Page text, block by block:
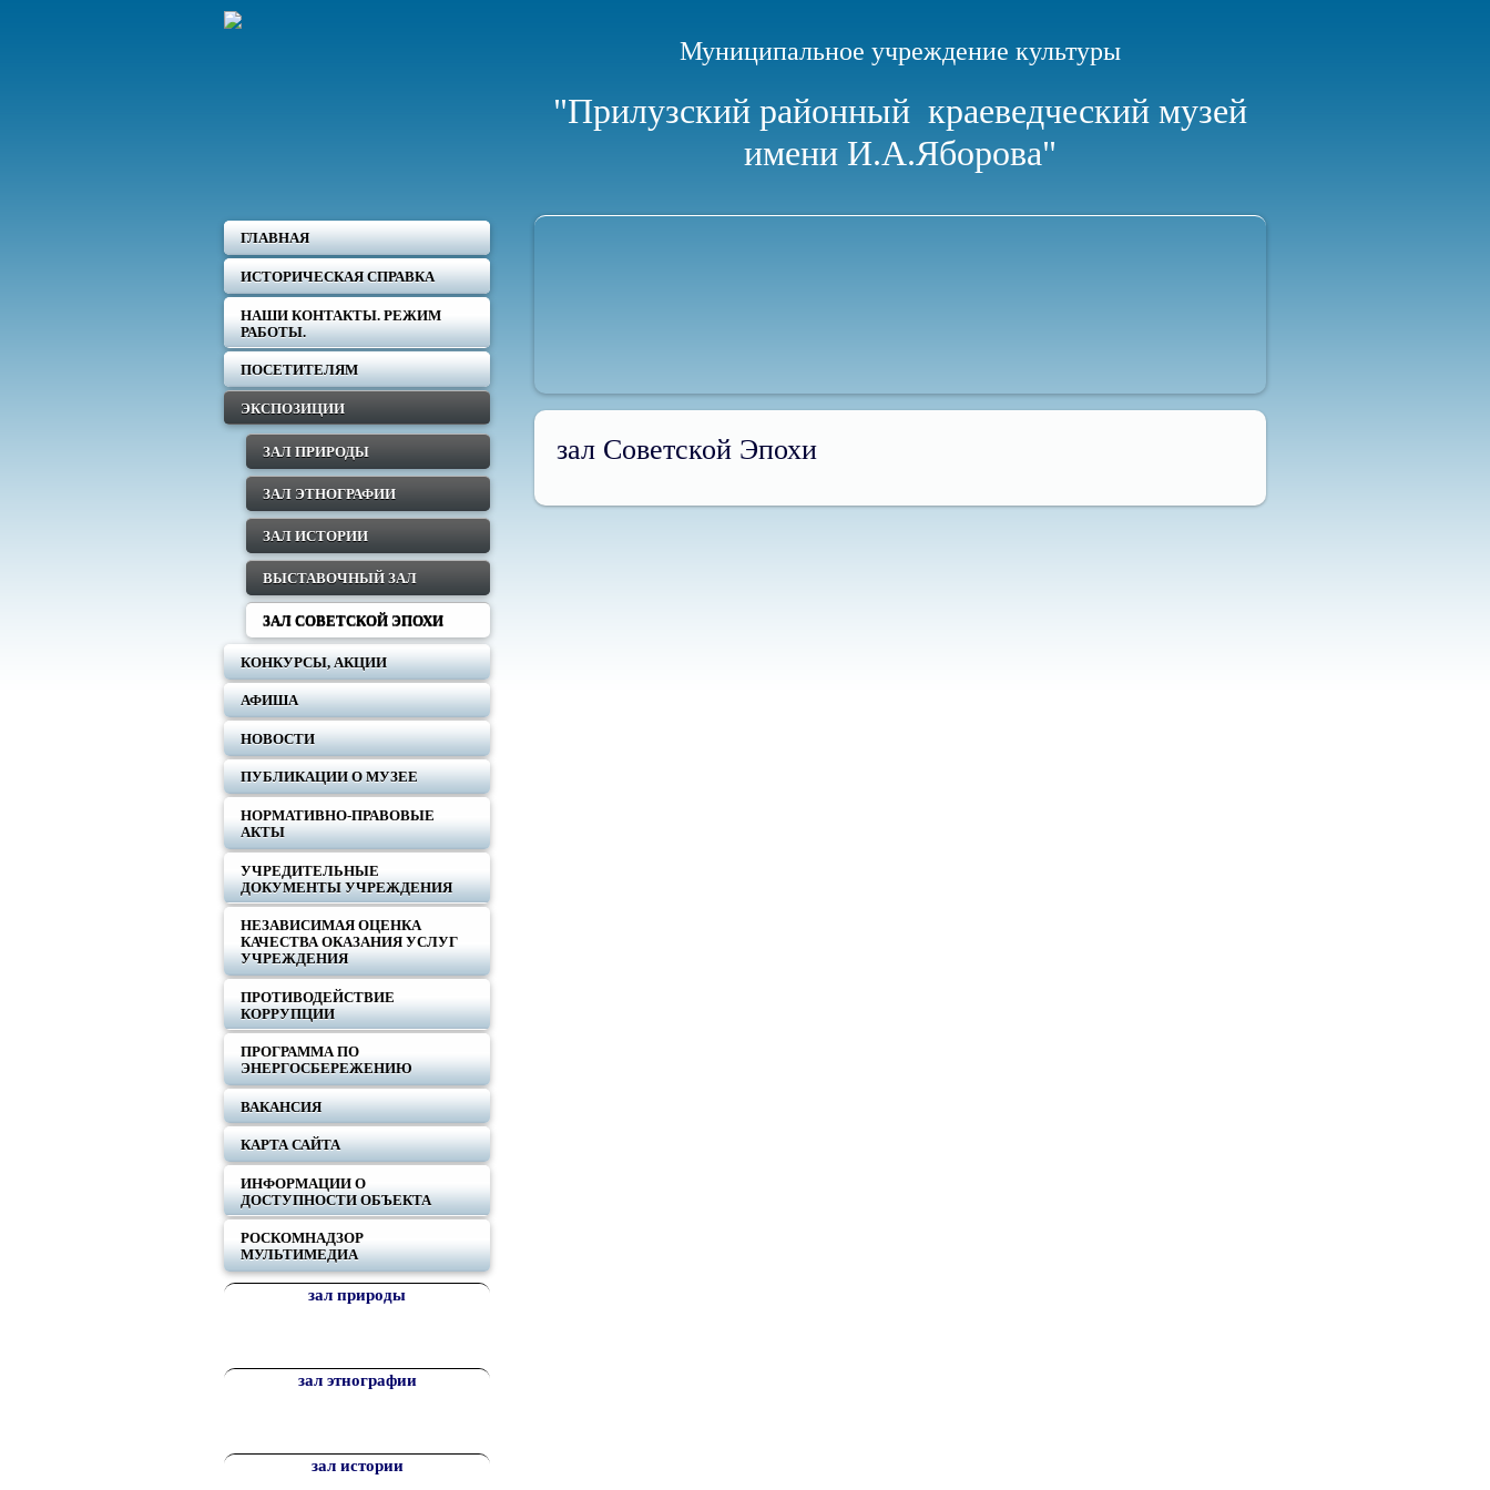
Муниципальное учреждение культуры
"Прилузский районный краеведческий музей
имени И.А.Яборова"
зал Советской Эпохи
ГЛАВНАЯ
ИСТОРИЧЕСКАЯ СПРАВКА
НАШИ КОНТАКТЫ. РЕЖИМ
РАБОТЫ.
ПОСЕТИТЕЛЯМ
ЭКСПОЗИЦИИ
ЗАЛ ПРИРОДЫ
ЗАЛ ЭТНОГРАФИИ
ЗАЛ ИСТОРИИ
ВЫСТАВОЧНЫЙ ЗАЛ
ЗАЛ СОВЕТСКОЙ ЭПОХИ
КОНКУРСЫ, АКЦИИ
АФИША
НОВОСТИ
ПУБЛИКАЦИИ О МУЗЕЕ
НОРМАТИВНО-ПРАВОВЫЕ
АКТЫ
УЧРЕДИТЕЛЬНЫЕ
ДОКУМЕНТЫ УЧРЕЖДЕНИЯ
НЕЗАВИСИМАЯ ОЦЕНКА
КАЧЕСТВА ОКАЗАНИЯ УСЛУГ
УЧРЕЖДЕНИЯ
ПРОТИВОДЕЙСТВИЕ
КОРРУПЦИИ
ПРОГРАММА ПО
ЭНЕРГОСБЕРЕЖЕНИЮ
ВАКАНСИЯ
КАРТА САЙТА
ИНФОРМАЦИИ О
ДОСТУПНОСТИ ОБЪЕКТА
РОСКОМНАДЗОР
МУЛЬТИМЕДИА
зал природы
зал этнографии
зал истории